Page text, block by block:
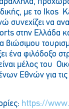
με το Ikos
συνεχίζει να
στην Ελλάδα
ένα φιλόδοξο
μέλος του
Εθνών για τις
https://